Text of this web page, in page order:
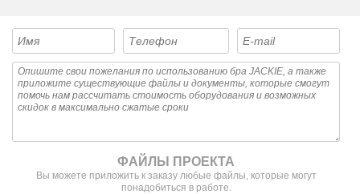
ФАЙЛЫ ПРОЕКТА
Вы можете приложить к заказу любые файлы, которые могут
понадобиться в работе.